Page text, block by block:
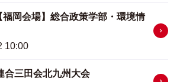
岡会場】総合政策学部・環境情
10:00
詳細はこ
合三田会北九州大会
詳細はこ